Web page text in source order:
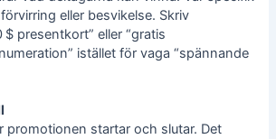
eller besvikelse. Skriv
$ presentkort” eller “gratis
istället för vaga “spännande
promotionen startar och slutar. Det